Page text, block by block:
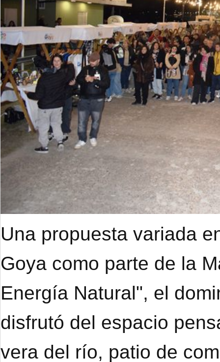
Una propuesta variada
Goya como parte de la
Energía Natural", el
disfrutó del espacio
vera del río, patio de